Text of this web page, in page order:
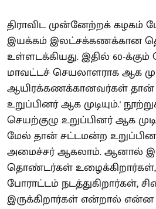
திராவிட முன்னேற்றக் கழகம்
இயக்கம் இலட்சக்கணக்கான
உள்ளடக்கியது. இதில் 60-
மாவட்டச் செயலாளராக ஆக
ஆயிரக்கணக்கானவர்கள் தான்
உறுப்பினர் ஆக முடியும்.'
செயற்குழு உறுப்பினர் ஆக
மேல் தான் சட்டமன்ற
அமைச்சர் ஆகலாம். ஆனால்
தொண்டர்கள் உழைக்கிறார்கள்,
போராட்டம் நடத்துகிறார்கள்,
இருக்கிறார்கள் என்றால்